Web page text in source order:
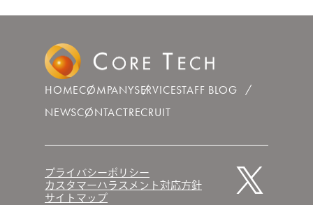
HOMECOMPANYSERVICESTAFF BLOG
NEWSCONTACTRECRUIT
プライバシーポリシー
カスタマーハラスメント対応方針
サイトマップ